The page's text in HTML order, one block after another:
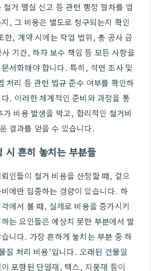
철거 멸실 신고 등 관련 행정 절차를 업
, 그 비용은 별도로 청구되는지 확인
한, 계약 시에는 작업 범위, 총 공사 금
기간, 하자 보수 책임 등 모든 사항을
서화해야 합니다. 특히, 석면 조사 및
처리 등 관련 법규 준수 여부를 확인하
. 이러한 체계적인 준비와 과정을 통
가 비용 발생을 막고, 합리적인 철거비
결과를 얻을 수 있습니다.
시 흔히 놓치는 부분들
인들이 철거 비용을 산정할 때, 겉으
에만 집중하는 경향이 있습니다. 하
에서 볼 때, 실제로 비용을 증가시키
는 요인들은 예상치 못한 부분에서 발
니다. 가장 흔하게 놓치는 부분 중 하
질 처리 비용’입니다. 오래된 건물일
포함된 단열재, 텍스, 지붕재 등이